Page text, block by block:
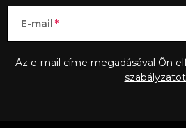
E-mail
Az e-mail címe megadásával Ön